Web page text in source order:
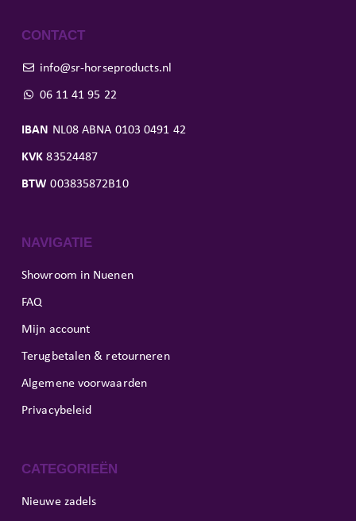
CONTACT
info@sr-horseproducts.nl
06 11 41 95 22
IBAN NL08 ABNA 0103 0491 42
KVK 83524487
BTW 003835872B10
NAVIGATIE
Showroom in Nuenen
FAQ
Mijn account
Terugbetalen & retourneren
Algemene voorwaarden
Privacybeleid
CATEGORIEËN
Nieuwe zadels